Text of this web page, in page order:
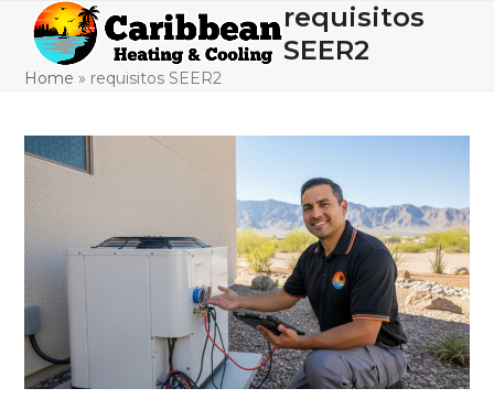
content
Open
mobile
menu
Close
mobile
menu
requisitos
SEER2
Home » requisitos SEER2